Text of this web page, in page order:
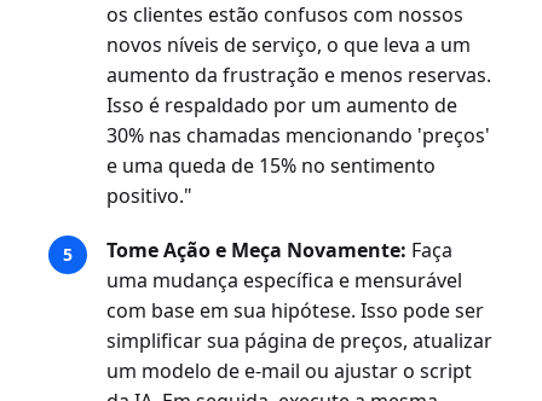
os clientes estão confusos com nossos
novos níveis de serviço, o que leva a um
aumento da frustração e menos reservas.
Isso é respaldado por um aumento de
30% nas chamadas mencionando 'preços'
e uma queda de 15% no sentimento
positivo."
Tome Ação e Meça Novamente: Faça
uma mudança específica e mensurável
com base em sua hipótese. Isso pode ser
simplificar sua página de preços, atualizar
um modelo de e-mail ou ajustar o script